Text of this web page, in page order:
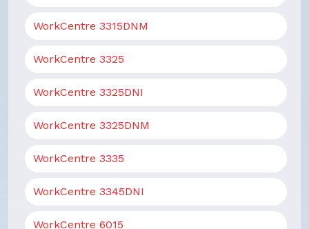
WorkCentre 3315DNM
WorkCentre 3325
WorkCentre 3325DNI
WorkCentre 3325DNM
WorkCentre 3335
WorkCentre 3345DNI
WorkCentre 6015